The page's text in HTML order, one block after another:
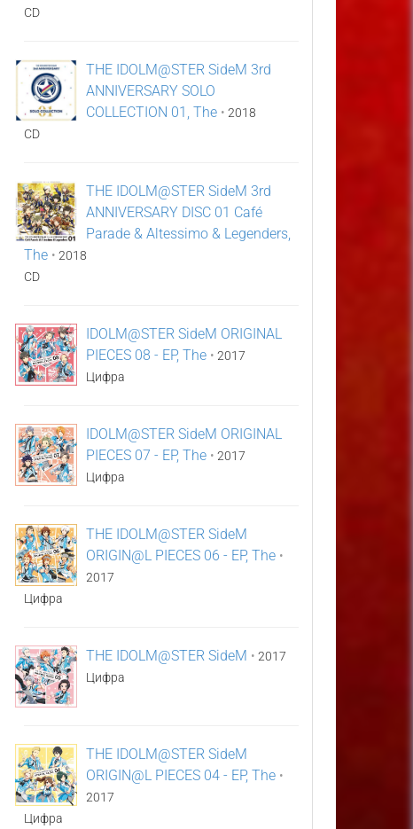
CD
THE IDOLM@STER SideM 3rd
ANNIVERSARY SOLO
COLLECTION 01, The • 2018
CD
THE IDOLM@STER SideM 3rd
ANNIVERSARY DISC 01 Café
Parade & Altessimo & Legenders,
The • 2018
CD
IDOLM@STER SideM ORIGINAL
PIECES 08 - EP, The • 2017
Цифра
IDOLM@STER SideM ORIGINAL
PIECES 07 - EP, The • 2017
Цифра
THE IDOLM@STER SideM
ORIGIN@L PIECES 06 - EP, The •
2017
Цифра
THE IDOLM@STER SideM • 2017
Цифра
THE IDOLM@STER SideM
ORIGIN@L PIECES 04 - EP, The •
2017
Цифра